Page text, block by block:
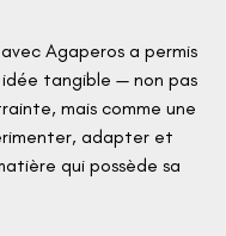
Agaperos a permis
tangible — non pas
mais comme une
adapter et
qui possède sa